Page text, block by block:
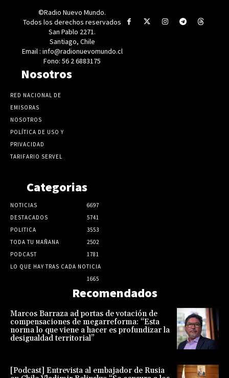
©Radio Nuevo Mundo.
Todos los derechos reservados
San Pablo 2271.
Santiago, Chile
Email : info@radionuevomundo.cl
Fono: 56 2 6883175
Nosotros
RED NACIONAL DE
EMISORAS
NOSOTROS
POLÍTICA DE USO Y
PRIVACIDAD
TARIFARIO SERVEL
Categorias
NOTICIAS
6697
DESTACADOS
5741
POLITICA
3553
TODA TU MAÑANA
2502
PODCAST
1781
LO QUE HAY TRAS CADA NOTICIA
1665
Recomendados
Marcos Barraza ad portas de votación de
compensaciones de megarreforma: “Esta
norma lo que viene a hacer es profundizar la
desigualdad territorial”
[Podcast] Entrevista al embajador de Rusia